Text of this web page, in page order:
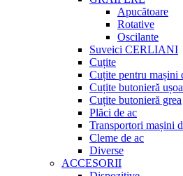
Apucătoare
Rotative
Oscilante
Suveici CERLIANI
Cuțite
Cuțite pentru mașini
Cuțite butonieră
Cuțite butonieră grea
Plăci de ac
Transportori mașini
Cleme de ac
Diverse
ACCESORII